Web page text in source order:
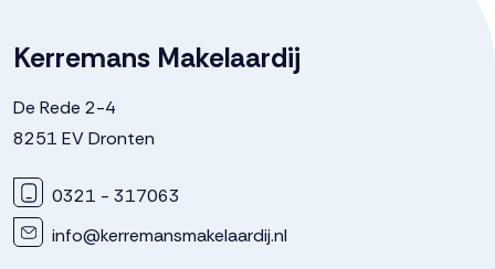
Kerremans Makelaardij
De Rede 2-4
8251 EV Dronten
0321 - 317063
info@kerremansmakelaardij.nl